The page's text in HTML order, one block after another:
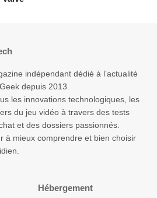
indépendant dédié à l’actualité
depuis 2013.
les innovations technologiques, les
du jeu vidéo à travers des tests
et des dossiers passionnés.
à mieux comprendre et bien choisir
Hébergement